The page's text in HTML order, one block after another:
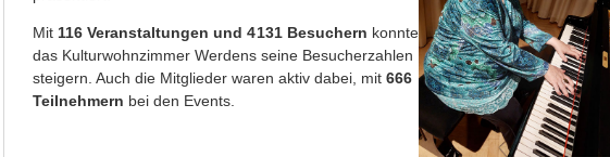
Mit 116 Veranstaltungen und 4 131 Besuchern konnte
das Kulturwohnzimmer Werdens seine Besucherzahlen
steigern. Auch die Mitglieder waren aktiv dabei, mit 666
Teilnehmern bei den Events.